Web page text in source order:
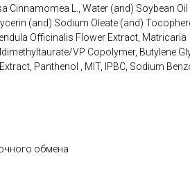
Cinnamomea L., Water (and) Soybean Oil
(and) Sodium Oleate (and)
Officinalis Flower Extract, Matricaria
VP Copolymer, Butylene
Panthenol , MIT, IPBC, Sodium
обмена